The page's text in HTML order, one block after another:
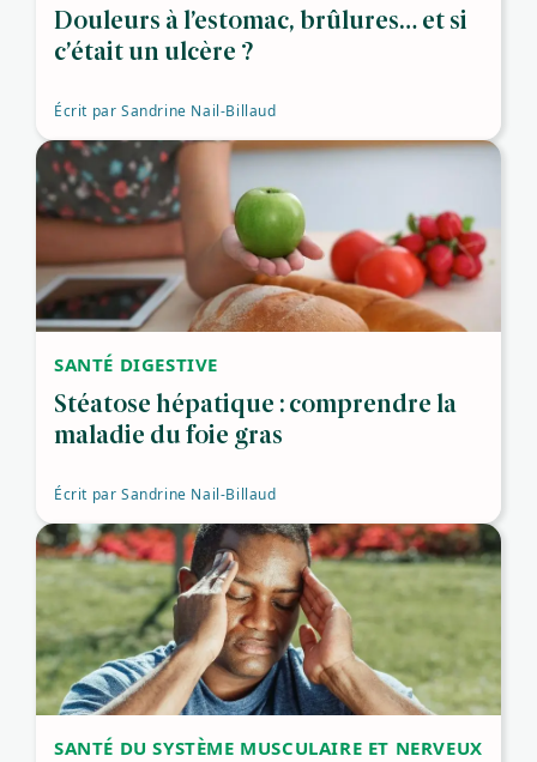
Douleurs à l’estomac, brûlures… et si
c’était un ulcère ?
Écrit par Sandrine Nail-Billaud
SANTÉ DIGESTIVE
Stéatose hépatique : comprendre la
maladie du foie gras
Écrit par Sandrine Nail-Billaud
SANTÉ DU SYSTÈME MUSCULAIRE ET NERVEUX